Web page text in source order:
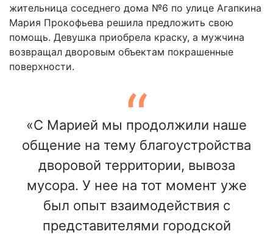
жительница соседнего дома №6 по улице Агапкина
Мария Прокофьева решила предложить свою
помощь. Девушка приобрела краску, а мужчина
возвращал дворовым объектам покрашенные
поверхности.
«С Марией мы продолжили наше
общение на тему благоустройства
дворовой территории, вывоза
мусора. У нее на тот момент уже
был опыт взаимодействия с
представителями городской